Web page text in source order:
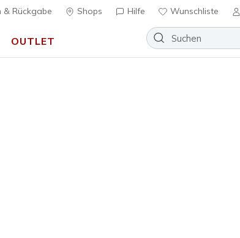
& Rückgabe Shops Hilfe Wunschliste
OUTLET